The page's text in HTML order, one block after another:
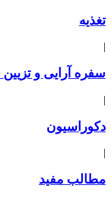
تغذیه
|
سفره آرایی و تزیین
|
دکوراسیون
|
مطالب مفید